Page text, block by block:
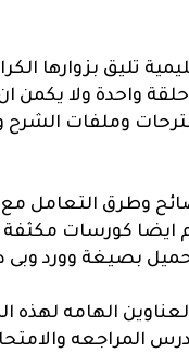
تليق بزوارها
واحدة ولا
وملفات
وطرق التعامل مع
كورسات مكثفة
بصيغة وورد وبى
الهامه لهذه
المراجعه